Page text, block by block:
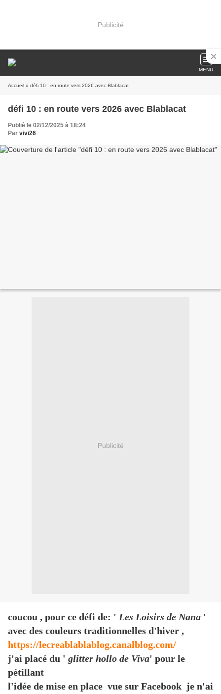
Publicité
MENU
Accueil » défi 10 : en route vers 2026 avec Blablacat
défi 10 : en route vers 2026 avec Blablacat
Publié le 02/12/2025 à 18:24
Par vivi26
Publicité
coucou , pour ce défi de: ' Les Loisirs de Nana '
avec des couleurs traditionnelles d'hiver ,
https://lecreablablablog.canalblog.com/
j'ai placé du ' glitter hollo de Viva' pour le
pétillant
l'idée de mise en place vue sur Facebook je n'ai